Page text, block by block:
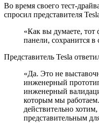
Во время своего тест-
спросил представителя
«Как вы думаете, тот
панели, сохранится
Представитель Tesla
«Да. Это не
инженерный
инженерный
которым мы
действительно
представительным